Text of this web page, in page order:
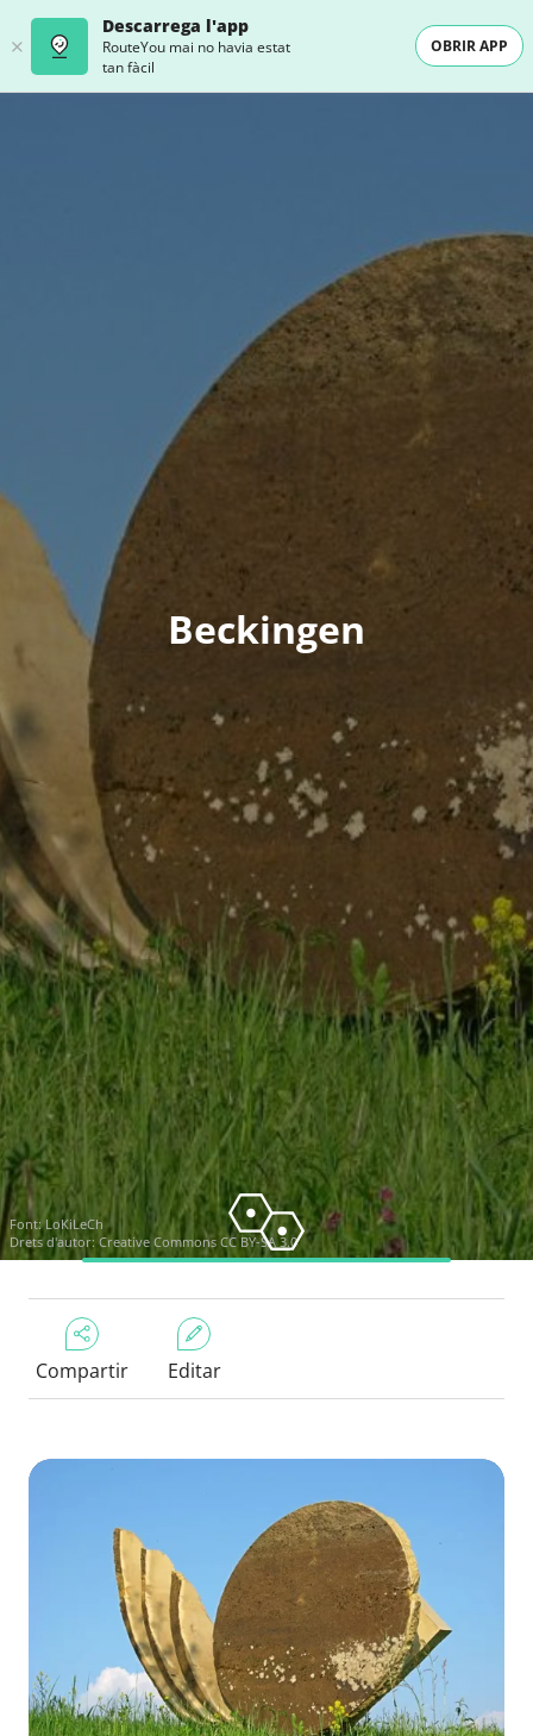
Descarrega l'app
RouteYou mai no havia estat
tan fàcil
OBRIR APP
Beckingen
Font:LoKiLeCh
Drets d'autor: Creative Commons CC BY-SA 3.0
Compartir Editar